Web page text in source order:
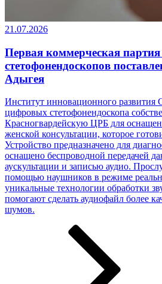
21.07.2026
Первая коммерческая
стетофонендоскопов
Адыгея
Институт инновационного
цифровых стетофонендоскопа
Красногвардейскую ЦРБ для
женской консультации, которое
Устройство предназначено для
оснащено беспроводной передачей
аускультации и записью аудио.
помощью наушников в режиме
уникальные технологии обработки
помогают сделать аудиофайл более
шумов.